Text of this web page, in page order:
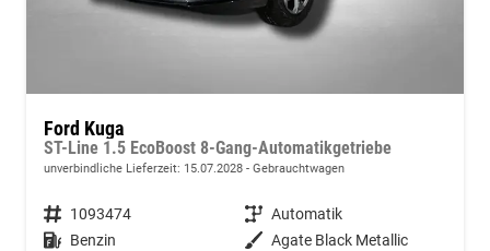
Ford Kuga
ST-Line 1.5 EcoBoost 8-Gang-Automatikgetriebe
unverbindliche Lieferzeit: 15.07.2028 Gebrauchtwagen
Fahrzeugnummer 1093474 Getriebe Automatik
Kraftstoff Benzin Außenfarbe Agate Black Metallic